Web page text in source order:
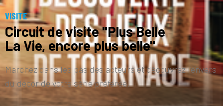
VISITE
Circuit de visite "Plus Belle
La Vie, encore plus belle"
Marchez dans les pas des acteurs et découvrez l’envers
du décor de votre série préférée.